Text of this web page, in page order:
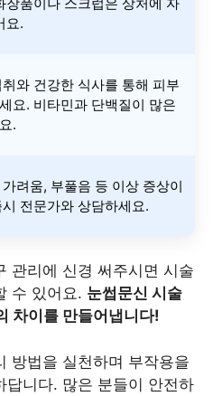
요.
와 건강한 식사를 통해 피부
요. 비타민과 단백질이 많은
.
려움, 부풀음 등 이상 증상이
전문가와 상담하세요.
관리에 신경 써주시면 시술
수 있어요. 눈썹문신 시술
차이를 만들어냅니다!
방법을 실천하며 부작용을
답니다. 많은 분들이 안전하